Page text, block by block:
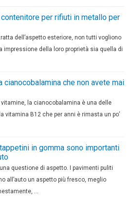
contenitore per rifiuti in metallo per
dell’aspetto esteriore, non tutti vogliono
impressione della loro proprietà sia quella di
cianocobalamina che non avete mai
vitamine, la cianocobalamina è una delle
vitamina B12 che per anni è rimasta un po’
in gomma sono importanti
questione di aspetto. I pavimenti puliti
all’auto un aspetto più fresco, meglio
…